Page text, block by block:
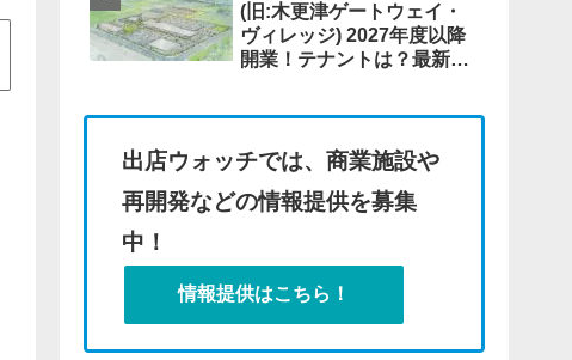
(旧:木更津ゲートウェイ・
ヴィレッジ) 2027年度以降
開業！テナントは？最新情
出店ウォッチでは、商業施設や
再開発などの情報提供を募集
中！
情報提供はこちら！